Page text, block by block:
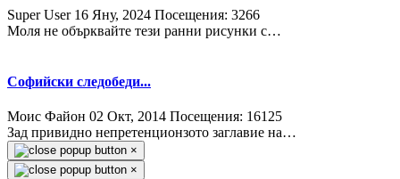
Super User 16 Яну, 2024 Посещения: 3266
Моля не обърквайте тези ранни рисунки с…
Софийски следобеди...
Моис Файон 02 Окт, 2014 Посещения: 16125
Зад привидно непретенционзото заглавие на…
×
×